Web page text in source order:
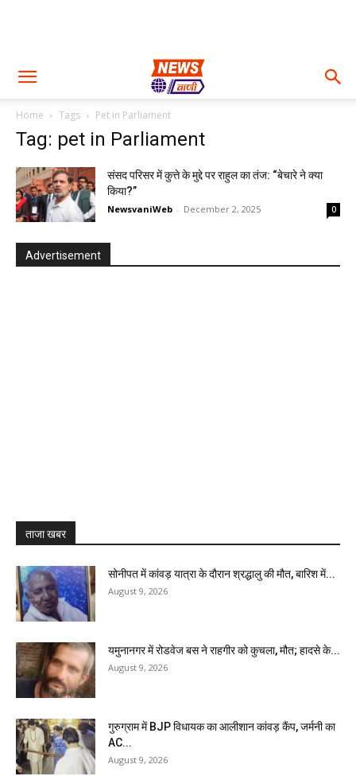
Home Tags Pet in Parliament
Tag: pet in Parliament
संसद परिसर में कुत्ते के मुद्दे पर राहुल का तंज: “बेचारे ने क्या
किया?”
NewsvaniWeb - December 2, 2025 0
Advertisement
ताजा खबर
सोनीपत में कांवड़ यात्रा के दौरान श्रद्धालु की मौत, बारिश में...
August 9, 2026
यमुनानगर में रोडवेज बस ने राहगीर को कुचला, मौत; हादसे के...
August 9, 2026
गुरुग्राम में BJP विधायक का आलीशान कांवड़ कैंप, जर्मनी का
AC...
August 9, 2026